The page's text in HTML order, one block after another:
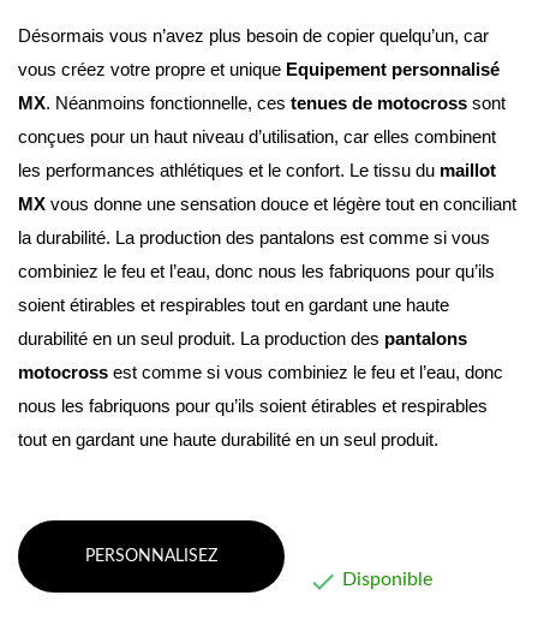
Désormais vous n’avez plus besoin de copier quelqu’un, car
vous créez votre propre et unique Equipement personnalisé
MX. Néanmoins fonctionnelle, ces tenues de motocross sont
conçues pour un haut niveau d’utilisation, car elles combinent
les performances athlétiques et le confort. Le tissu du maillot
MX vous donne une sensation douce et légère tout en conciliant
la durabilité. La production des pantalons est comme si vous
combiniez le feu et l’eau, donc nous les fabriquons pour qu’ils
soient étirables et respirables tout en gardant une haute
durabilité en un seul produit. La production des pantalons
motocross est comme si vous combiniez le feu et l’eau, donc
nous les fabriquons pour qu’ils soient étirables et respirables
tout en gardant une haute durabilité en un seul produit.
PERSONNALISEZ
 Disponible